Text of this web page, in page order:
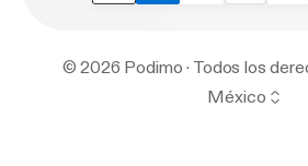
© 2026 Podimo · Todos los
México